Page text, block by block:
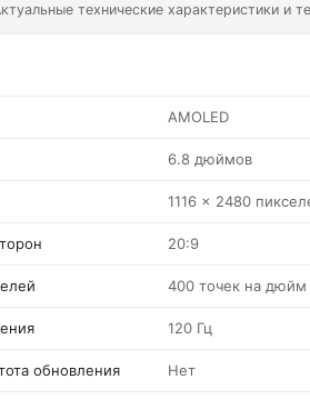
технические характеристики и
AMOLED
6.8 дюймов
1116 x 2480
20:9
400 точек на дюйм
120 Гц
обновления Нет